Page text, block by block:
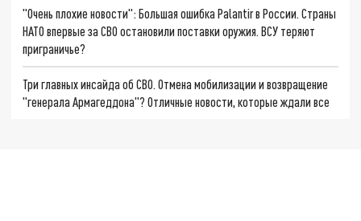
"Очень плохие новости": Большая ошибка Palantir в России. Страны
НАТО впервые за СВО остановили поставки оружия. ВСУ теряют
приграничье?
Три главных инсайда об СВО. Отмена мобилизации и возвращение
"генерала Армагеддона"? Отличные новости, которые ждали все